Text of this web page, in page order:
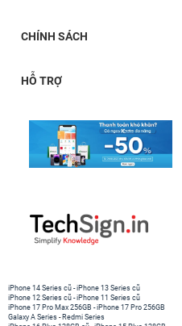
CHÍNH SÁCH
HỖ TRỢ
iPhone 14 Series cũ -iPhone 13 Series cũ
iPhone 12 Series cũ -iPhone 11 Series cũ
iPhone 17 Pro Max 256GB -iPhone 17 Pro 256GB
Galaxy A Series - Redmi Series